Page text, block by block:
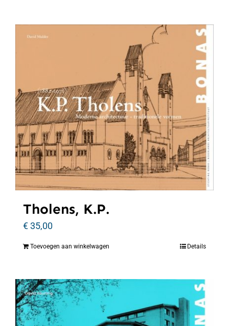
Tholens, K.P.
€35,00
Toevoegen aan winkelwagen Details